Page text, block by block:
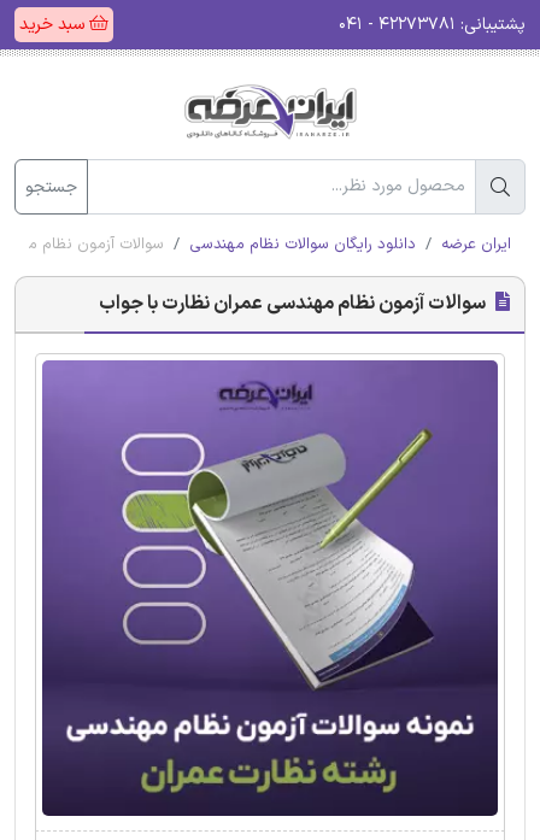
پشتیبانی: سبد خرید
جستجو
ایران عرضه دانلود رایگان سوالات نظام مهندسی سوالات آزمون نظام
سوالات آزمون نظام مهندسی عمران نظارت با جواب